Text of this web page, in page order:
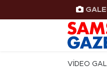
VIDEO
Samsun Haber
Samsunspor
Samsun Nöbetçi
Samsun Hava